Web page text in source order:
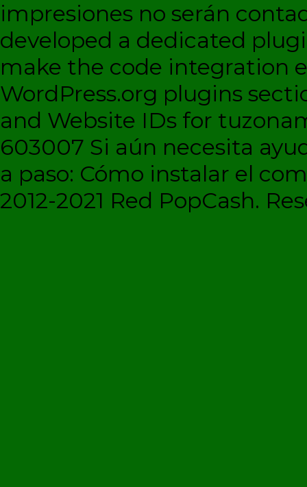
impresiones no serán
developed a dedicated
make the code integration
WordPress.org plugins
and Website IDs for
603007 Si aún necesita
a paso: Cómo instalar el
2012-2021 Red PopCash.